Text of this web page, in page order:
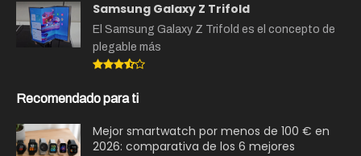
Samsung Galaxy Z Trifold
El Samsung Galaxy Z Trifold es el concepto de
plegable más
Recomendado para ti
Mejor smartwatch por menos de 100 € en
2026: comparativa de los 6 mejores